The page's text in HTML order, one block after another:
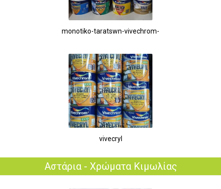
monotiko-taratswn-vivechrom-
vivecryl
Αστάρια - Χρώματα Κιμωλίας